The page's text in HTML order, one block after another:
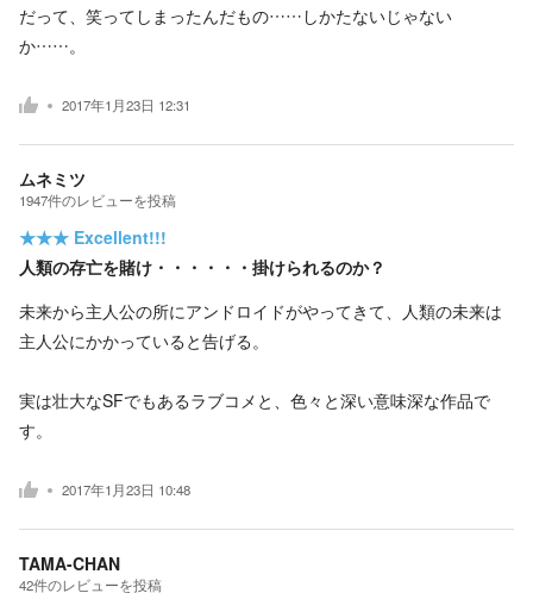
だって、笑ってしまったんだもの……しかたないじゃない
か……。
2017年1月23日 12:31
ムネミツ
1947件のレビューを投稿
★★★ Excellent!!!
人類の存亡を賭け・・・・・・掛けられるのか？
未来から主人公の所にアンドロイドがやってきて、人類の未来は
主人公にかかっていると告げる。
実は壮大なSFでもあるラブコメと、色々と深い意味深な作品で
す。
2017年1月23日 10:48
TAMA-CHAN
42件のレビューを投稿